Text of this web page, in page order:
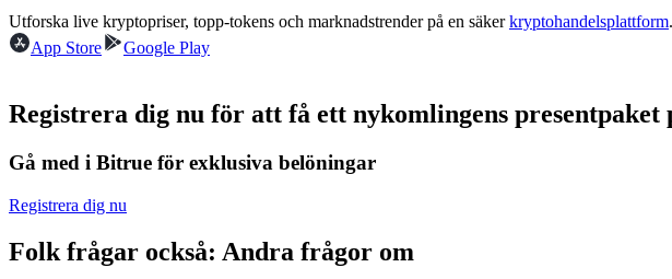
USDC Futures
Futures med USDC som säkerhet
Utforska live kryptopriser, topp-tokens och marknadstrender på en säkerkryptohandelsplattform.
App Store
Google Play
Registrera dig nu för att få ett nykomlingens presentpaket
Gå med i Bitrue för exklusiva belöningar
Registrera dig nu
Folk frågar också: Andra frågor om